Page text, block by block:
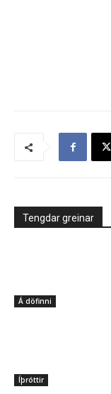
Tengdar greinar
Á döfinni
Íþróttir